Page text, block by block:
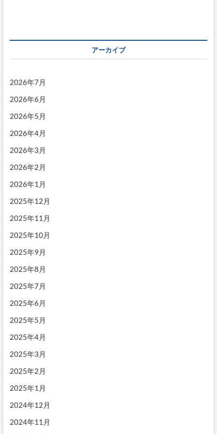
ゲ
ョ
ン
アーカイブ
2026年7月
2026年6月
2026年5月
2026年4月
2026年3月
2026年2月
2026年1月
2025年12月
2025年11月
2025年10月
2025年9月
2025年8月
2025年7月
2025年6月
2025年5月
2025年4月
2025年3月
2025年2月
2025年1月
2024年12月
2024年11月